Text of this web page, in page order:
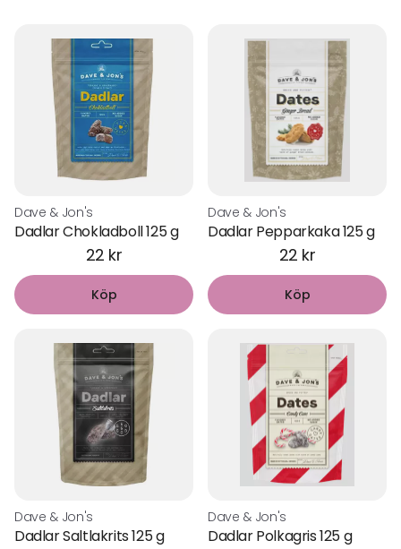
förlossning genom att främja en naturlig graviditet och
förlossning. Dessutom är de:
✔ Rika på fibrer – Hjälper till att förebygga förstoppning,
ett vanligt besvär under graviditeten.
✔ Naturlig energikälla – Ger snabb och långvarig energi
tack vare sitt naturliga sockerinnehåll.
✔ Fulla av viktiga näringsämnen – Innehåller järn, kalium,
mamma och bebis.
Hur många dadlar ska man äta?
Många experter rekommenderar att börja äta ca 6 dadlar
per dag från vecka 36 av graviditeten för att dra nytta av
dess positiva effekter på förlossningen.
Använd dadlar i din vardag
Dadlar är otroligt mångsidiga! Testa att:
Mixa dem i smoothies för en naturlig sötma och extra
Hacka dem och strö över yoghurt eller gröt.
Göra nyttiga energibars eller dadelbollar som mellanmål.
Upptäck vårt breda utbud av ekologiska och färska dadlar i
Beställ dina dadlar idag och ge din kropp en naturlig boost!
Dave & Jon's
Dadlar Chokladboll 125 g
22 kr
Köp
Dave & Jon's
Dadlar Pepparkaka 125 g
22 kr
Köp
Dave & Jon's
Dadlar Saltlakrits 125 g
Dave & Jon's
Dadlar Polkagris 125 g